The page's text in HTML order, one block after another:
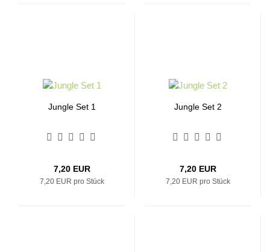
Jungle Set 1
7,20 EUR
7,20 EUR pro Stück
Jungle Set 2
7,20 EUR
7,20 EUR pro Stück